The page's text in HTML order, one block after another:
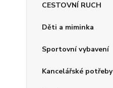
CESTOVNÍ RUCH
Děti a miminka
Sportovní vybavení
Kancelářské potřeby